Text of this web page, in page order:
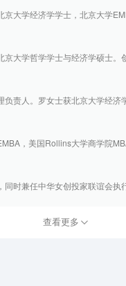
大学经济学学士，北京大学
大学哲学学士与经济学硕士
责人。罗女士获北京大学经济
，美国Rollins大学商学院
时兼任中华女创投家联谊会执
查看更多